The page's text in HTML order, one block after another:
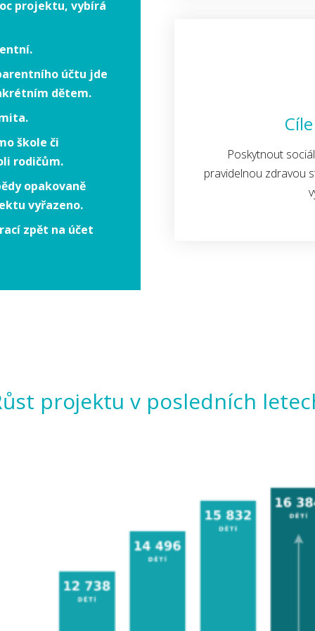
projektu, vybírá
účtu jde
dětem.
škole či
rodičům.
opakovaně
vyřazeno.
zpět na účet
Poskytnout
pravidelnou zdravou
projektu v posledních